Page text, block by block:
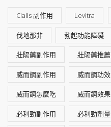
Cialis 副作用 Levitra
伐地那非 勃起功能障礙
壯陽藥副作用 壯陽藥推薦
威而鋼副作用 威而鋼功效
威而鋼怎麼吃 威而鋼效果
必利勁副作用 必利勁劑量